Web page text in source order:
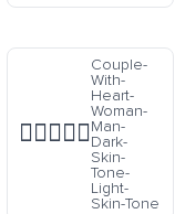
👩🏿‍❤️‍👨🏻
Couple-
With-
Heart-
Woman-
Man-
Dark-
Skin-
Tone-
Light-
Skin-Tone